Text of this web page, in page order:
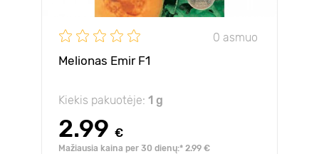
0 asmuo
Melionas Emir F1
Kiekis pakuotėje: 1 g
2.99 €
Mažiausia kaina per 30 dienų:* 2.99 €